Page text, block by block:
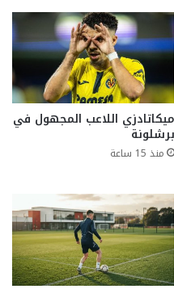
ميكاتادزي اللاعب المجهول في
برشلونة
منذ 15 ساعة